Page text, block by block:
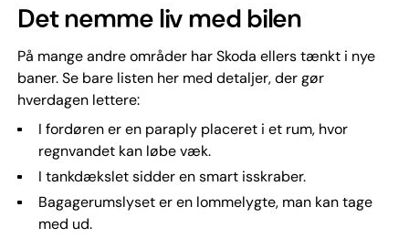
Det nemme liv med bilen
På mange andre områder har Skoda ellers tænkt i nye
baner. Se bare listen her med detaljer, der gør
hverdagen lettere:
I fordøren er en paraply placeret i et rum, hvor
regnvandet kan løbe væk.
I tankdækslet sidder en smart isskraber.
Bagagerumslyset er en lommelygte, man kan tage
med ud.